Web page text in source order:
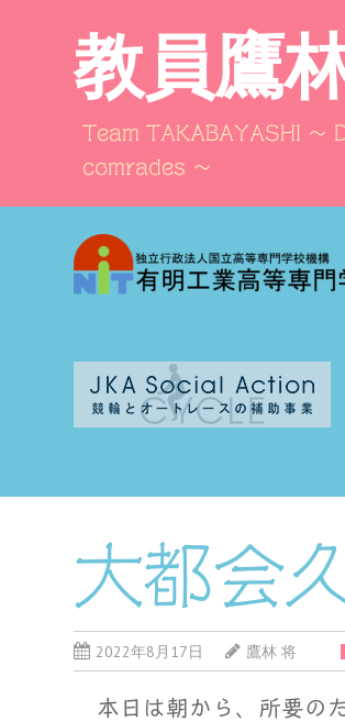
教員鷹
Team TAKABAYASHI
comrades ～
大都会
2022年8月17日 鷹林 将
本日は朝から、所要の